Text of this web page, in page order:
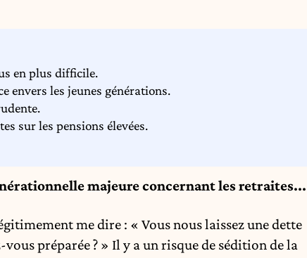
en plus difficile.
envers les jeunes générations.
sur les pensions élevées.
majeure concernant les retraites...
me dire : « Vous nous laissez une dette
préparée ? » Il y a un risque de sédition de la